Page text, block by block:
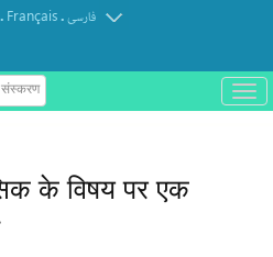
. Français.فارسی
संस्करण
ب
ا
के विषय पर एक